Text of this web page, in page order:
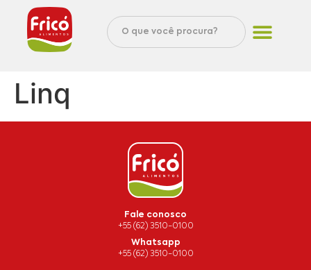
Linq
Fale conosco
+55 (62) 3510-0100
Whatsapp
+55 (62) 3510-0100